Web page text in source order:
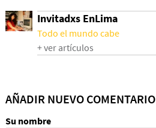
Invitadxs EnLima
Todo el mundo cabe
+ ver artículos
AÑADIR NUEVO COMENTARIO
Su nombre